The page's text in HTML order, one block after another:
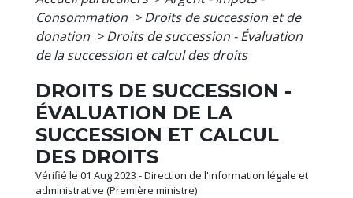
Consommation > Droits de succession et de
donation > Droits de succession - Évaluation
de la succession et calcul des droits
DROITS DE SUCCESSION -
ÉVALUATION DE LA
SUCCESSION ET CALCUL
DES DROITS
Vérifié le 01 Aug 2023 - Direction de l'information légale et
administrative (Première ministre)